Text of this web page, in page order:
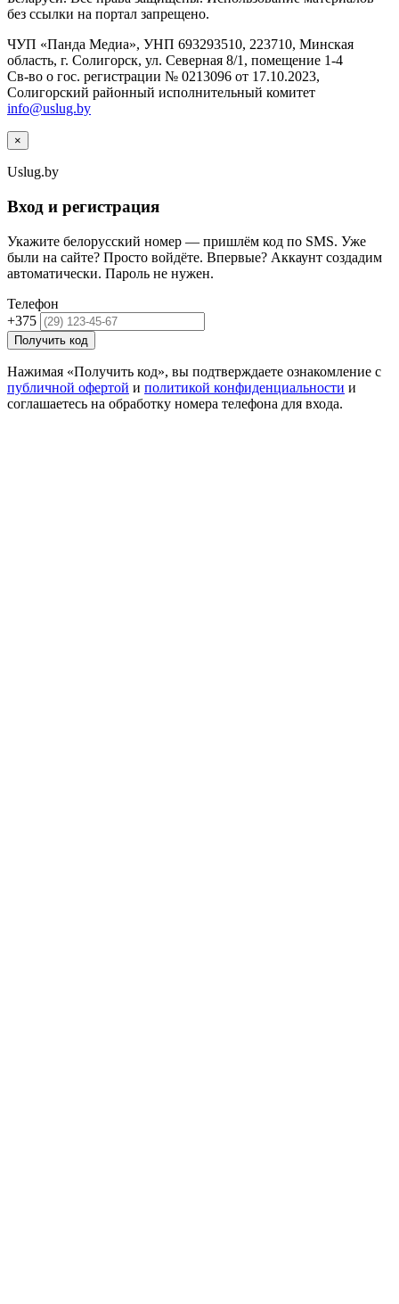
без ссылки на портал запрещено.
ЧУП «Панда Медиа», УНП 693293510, 223710, Минская
область, г. Солигорск, ул. Северная 8/1, помещение 1-4
Св-во о гос. регистрации № 0213096 от 17.10.2023,
Солигорский районный исполнительный комитет
info@uslug.by
×
Uslug.by
Вход и регистрация
Укажите белорусский номер — пришлём код по SMS. Уже
были на сайте? Просто войдёте. Впервые? Аккаунт создадим
автоматически. Пароль не нужен.
Телефон
+375
Получить код
Нажимая «Получить код», вы подтверждаете ознакомление с
публичной офертой и политикой конфиденциальности и
соглашаетесь на обработку номера телефона для входа.